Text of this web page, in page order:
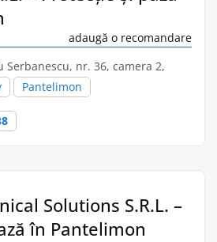
adaugă o recomandare
nr. 36, camera 2,
Pantelimon
Solutions S.R.L. –
în Pantelimon